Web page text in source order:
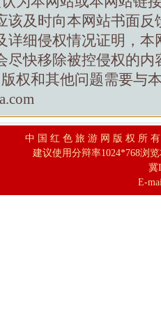
该及时向本网站书面反
详细侵权情况证明，本
尽快移除被控侵权的内
权和其他问题需要与
中 国 红 色 旅 游 网 版 权 所
建议使用分辩率1024*768浏
冀
E-